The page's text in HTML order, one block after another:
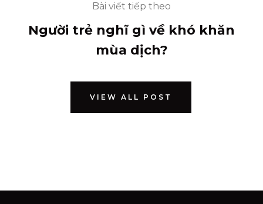
Bài viết tiếp theo
Người trẻ nghĩ gì về khó khăn
mùa dịch?
VIEW ALL POST